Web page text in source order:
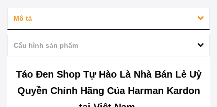
Mô tả
Cấu hình sản phẩm
Táo Đen Shop Tự Hào Là Nhà Bán Lẻ Uỷ
Quyền Chính Hãng Của Harman Kardon